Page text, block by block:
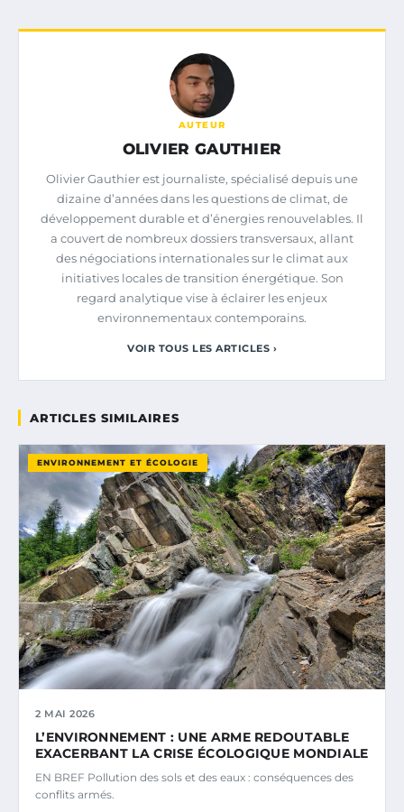
AUTEUR
OLIVIER GAUTHIER
Olivier Gauthier est journaliste, spécialisé depuis une
dizaine d’années dans les questions de climat, de
développement durable et d’énergies renouvelables. Il
a couvert de nombreux dossiers transversaux, allant
des négociations internationales sur le climat aux
initiatives locales de transition énergétique. Son
regard analytique vise à éclairer les enjeux
environnementaux contemporains.
VOIR TOUS LES ARTICLES ›
ARTICLES SIMILAIRES
ENVIRONNEMENT ET ÉCOLOGIE
2 MAI 2026
L’ENVIRONNEMENT : UNE ARME REDOUTABLE
EXACERBANT LA CRISE ÉCOLOGIQUE MONDIALE
EN BREF Pollution des sols et des eaux : conséquences des
conflits armés.